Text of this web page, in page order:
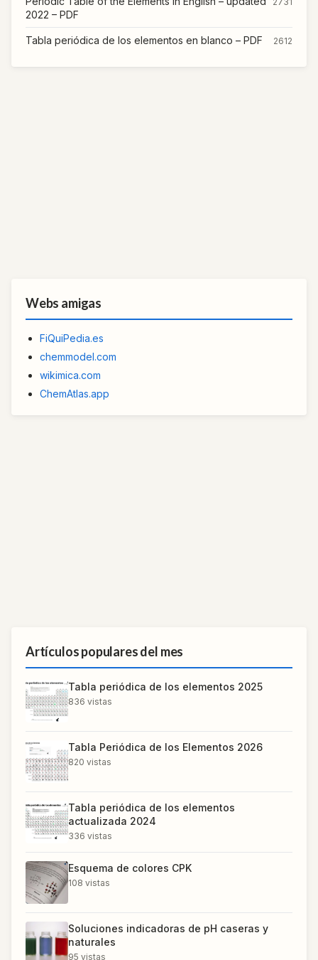
2022 – PDF
Tabla periódica de los elementos en blanco – PDF 2612
Webs amigas
FiQuiPedia.es
chemmodel.com
wikimica.com
ChemAtlas.app
Artículos populares del mes
Tabla periódica de los elementos 2025
836 vistas
Tabla Periódica de los Elementos 2026
820 vistas
Tabla periódica de los elementos
actualizada 2024
336 vistas
Esquema de colores CPK
108 vistas
Soluciones indicadoras de pH caseras y
naturales
95 vistas